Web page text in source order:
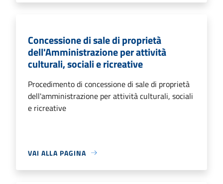
Concessione di sale di proprietà
dell'Amministrazione per attività
culturali, sociali e ricreative
Procedimento di concessione di sale di proprietà
dell'amministrazione per attività culturali, sociali
e ricreative
VAI ALLA PAGINA